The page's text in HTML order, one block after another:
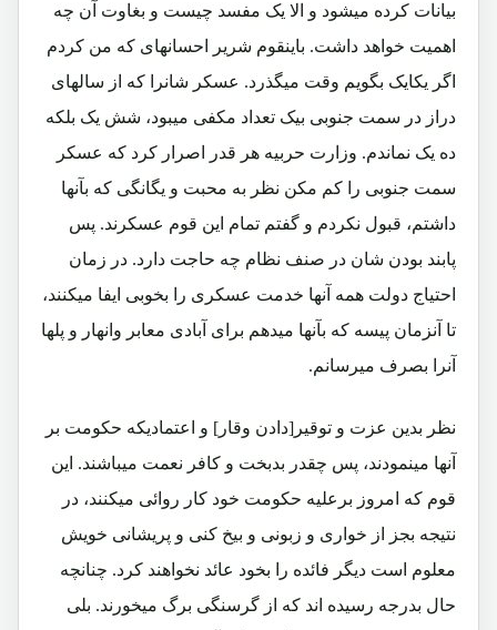
بیانات کرده میشود و الا یک مفسد چیست و بغاوت آن چه
اهمیت خواهد داشت. باینقوم شریر احسانهای که من کردم
اگر یکایک بگویم وقت میگذرد. عسکر شانرا که از سالهای
دراز در سمت جنوبی بیک تعداد مکفی میبود، شش یک بلکه
ده یک نماندم. وزارت حربیه هر قدر اصرار کرد که عسکر
سمت جنوبی را کم مکن نظر به محبت و یگانگی که بآنها
داشتم، قبول نکردم و گفتم تمام این قوم عسکرند. پس
پابند بودن شان در صنف نظام چه حاجت دارد. در زمان
احتیاج دولت همه آنها خدمت عسکری را بخوبی ایفا میکنند،
تا آنزمان پیسه که بآنها میدهم برای آبادی معابر وانهار و پلها
آنرا بصرف میرسانم.
نظر بدین عزت و توقیر[دادن وقار] و اعتمادیکه حکومت بر
آنها مینمودند، پس چقدر بدبخت و کافر نعمت میباشند. این
قوم که امروز برعلیه حکومت خود کار روائی میکنند، در
نتیجه بجز از خواری و زبونی و بیخ کنی و پریشانی خویش
معلوم است دیگر فائده را بخود عائد نخواهند کرد. چنانچه
حال بدرجه رسیده اند که از گرسنگی برگ میخورند. بلی